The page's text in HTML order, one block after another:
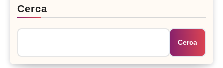
Cerca
Cerca